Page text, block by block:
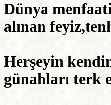
Dünya
alınan
Herşeyin
günahları terk